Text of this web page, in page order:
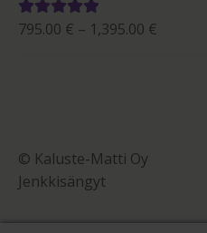
Arvostelu
795.00 € – 1,395.00 €
© Kaluste-Matti Oy
Jenkkisängyt